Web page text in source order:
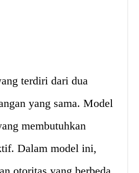
terdiri dari dua
yang sama. Model
membutuhkan
Dalam model ini,